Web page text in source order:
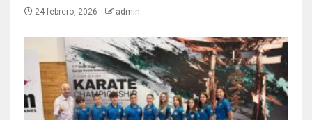
24 febrero, 2026 admin